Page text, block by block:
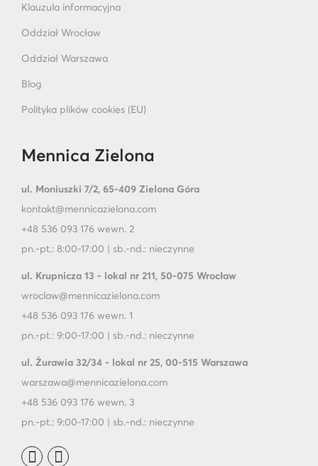
Klauzula informacyjna
Oddział Wrocław
Oddział Warszawa
Blog
Polityka plików cookies (EU)
Mennica Zielona
ul. Moniuszki 7/2, 65-409 Zielona Góra
kontakt@mennicazielona.com
+48 536 093 176 wewn. 2
pn.-pt.: 8:00-17:00 | sb.-nd.: nieczynne
ul. Krupnicza 13 - lokal nr 211, 50-075 Wrocław
wroclaw@mennicazielona.com
+48 536 093 176 wewn. 1
pn.-pt.: 9:00-17:00 | sb.-nd.: nieczynne
ul. Żurawia 32/34 - lokal nr 25, 00-515 Warszawa
warszawa@mennicazielona.com
+48 536 093 176 wewn. 3
pn.-pt.: 9:00-17:00 | sb.-nd.: nieczynne